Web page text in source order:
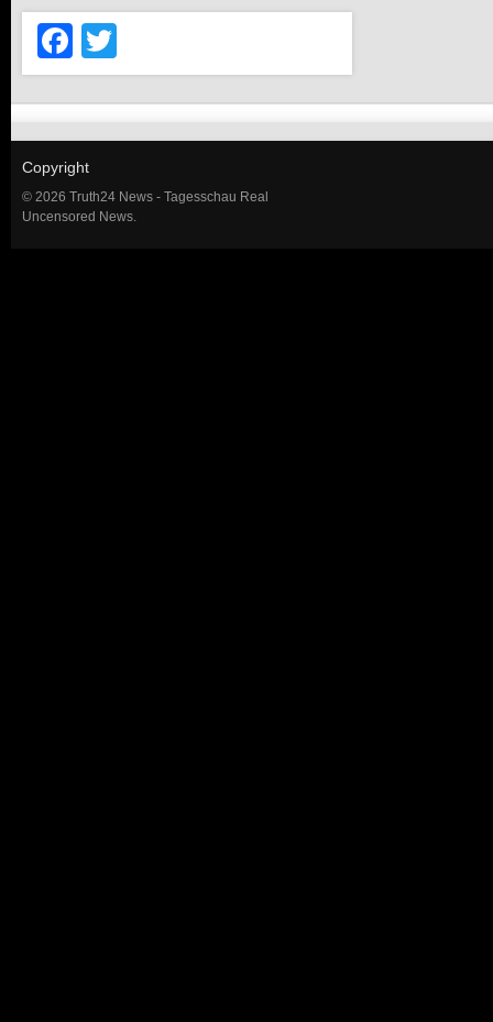
Facebook
Copyright
© 2026 Truth24 News - Tagesschau Real
Uncensored News.